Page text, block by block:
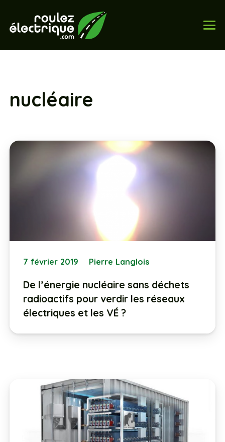
nucléaire
7 février 2019 Pierre Langlois
De l’énergie nucléaire sans déchets
radioactifs pour verdir les réseaux
électriques et les VÉ ?